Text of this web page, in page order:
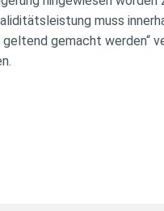
muss
gemacht werden“